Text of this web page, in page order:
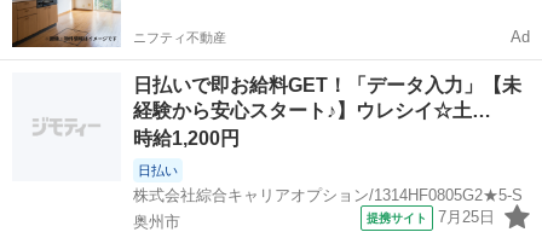
ニフティ不動産 Ad
日払いで即お給料GET！「データ入力」【未
経験から安心スタート♪】ウレシイ☆土…
時給1,200円
日払い
株式会社綜合キャリアオプション/1314HF0805G2★5-S
奥州市
提携サイト 7月25日